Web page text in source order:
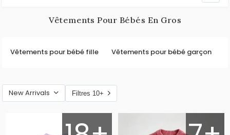
Vêtements Pour Bébés En Gros
Vêtements pour bébé fille Vêtements pour bébé garçon
New Arrivals Filtres 10+